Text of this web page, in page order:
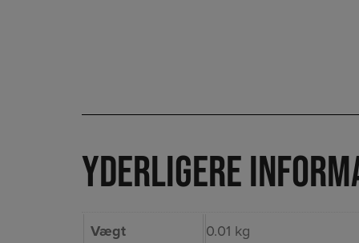
Yderligere
Vægt 0.01 kg